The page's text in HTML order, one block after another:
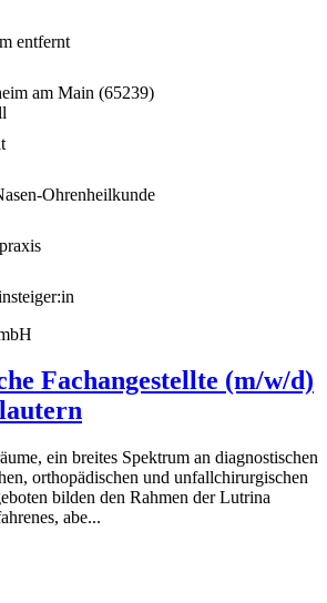
entfernt
am Main (65239)
Ohrenheilkunde
Fachangestellte (m/w/d)
ein breites Spektrum an diagnostischen
orthopädischen und unfallchirurgischen
bilden den Rahmen der Lutrina
abe...